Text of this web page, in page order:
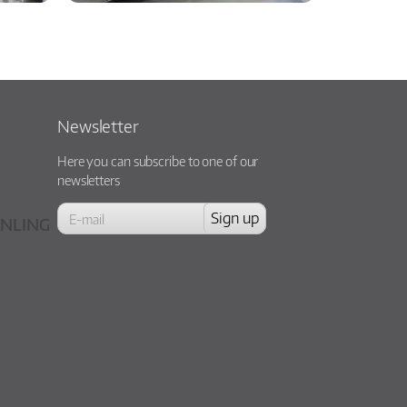
Newsletter
Here you can subscribe to one of our
newsletters